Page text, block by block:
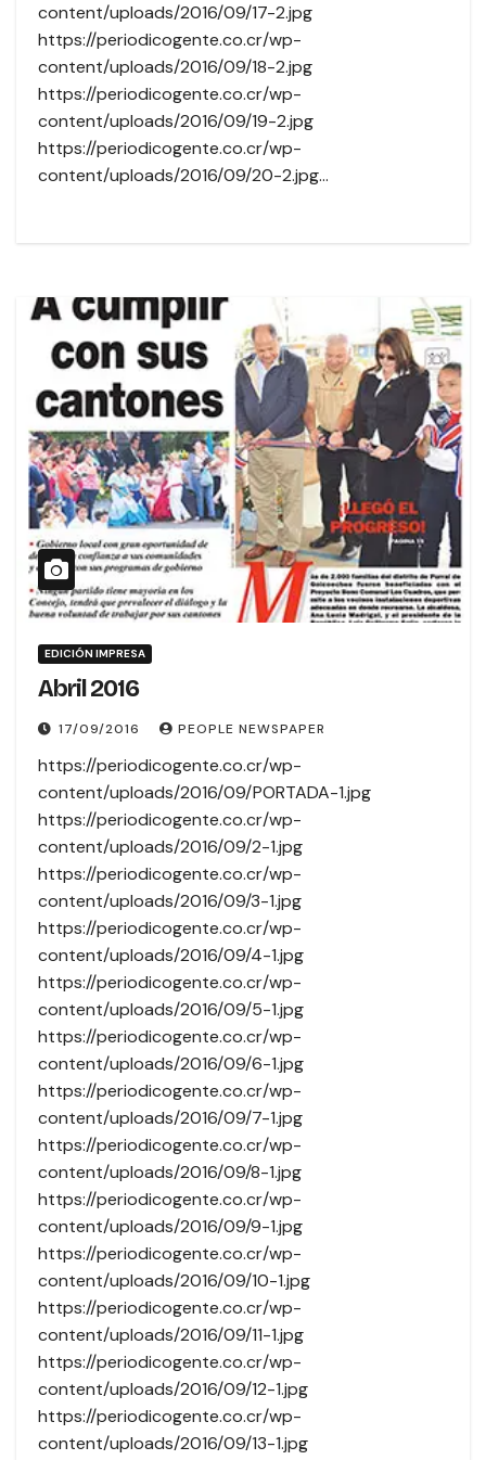
content/uploads/2016/09/17-2.jpg
https://periodicogente.co.cr/wp-
content/uploads/2016/09/18-2.jpg
https://periodicogente.co.cr/wp-
content/uploads/2016/09/19-2.jpg
https://periodicogente.co.cr/wp-
content/uploads/2016/09/20-2.jpg…
EDICIÓN IMPRESA
Abril 2016
17/09/2016 PEOPLE NEWSPAPER
https://periodicogente.co.cr/wp-
content/uploads/2016/09/PORTADA-1.jpg
https://periodicogente.co.cr/wp-
content/uploads/2016/09/2-1.jpg
https://periodicogente.co.cr/wp-
content/uploads/2016/09/3-1.jpg
https://periodicogente.co.cr/wp-
content/uploads/2016/09/4-1.jpg
https://periodicogente.co.cr/wp-
content/uploads/2016/09/5-1.jpg
https://periodicogente.co.cr/wp-
content/uploads/2016/09/6-1.jpg
https://periodicogente.co.cr/wp-
content/uploads/2016/09/7-1.jpg
https://periodicogente.co.cr/wp-
content/uploads/2016/09/8-1.jpg
https://periodicogente.co.cr/wp-
content/uploads/2016/09/9-1.jpg
https://periodicogente.co.cr/wp-
content/uploads/2016/09/10-1.jpg
https://periodicogente.co.cr/wp-
content/uploads/2016/09/11-1.jpg
https://periodicogente.co.cr/wp-
content/uploads/2016/09/12-1.jpg
https://periodicogente.co.cr/wp-
content/uploads/2016/09/13-1.jpg